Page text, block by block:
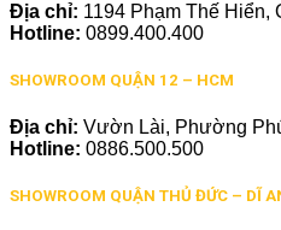
Địa chỉ: 1194 Phạm Thế Hiển,
Hotline: 0899.400.400
SHOWROOM QUẬN 12 – HCM
Địa chỉ: Vườn Lài, Phường
Hotline: 0886.500.500
SHOWROOM QUẬN THỦ ĐỨC – DĨ